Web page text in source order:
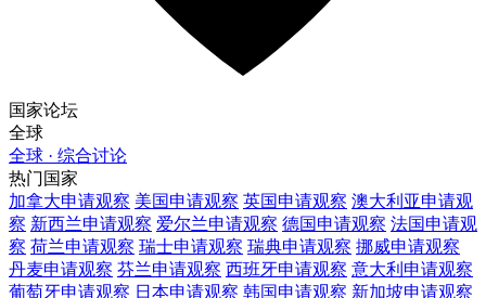
国家论坛
全球
全球 · 综合讨论
热门国家
加拿大申请观察 美国申请观察 英国申请观察 澳大利亚申请观
察 新西兰申请观察 爱尔兰申请观察 德国申请观察 法国申请观
察 荷兰申请观察 瑞士申请观察 瑞典申请观察 挪威申请观察
丹麦申请观察 芬兰申请观察 西班牙申请观察 意大利 申请观察
葡萄牙申请观察 日本申请观察 韩国申请观察 新加坡申请观察